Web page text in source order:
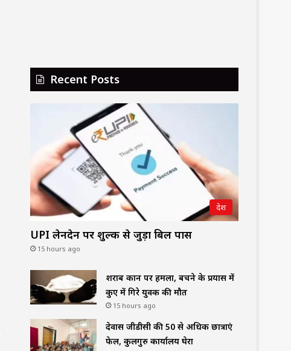
Recent Posts
देश
UPI लेनदेन पर शुल्क से जुड़ा बिल पास
15 hours ago
शराब दुकान पर हमला, बचने के प्रयास में
कुए में गिरे युवक की मौत
15 hours ago
देवास जीडीसी की 50 से अधिक छात्राएं
फेल, कुलगुरु कार्यालय घेरा